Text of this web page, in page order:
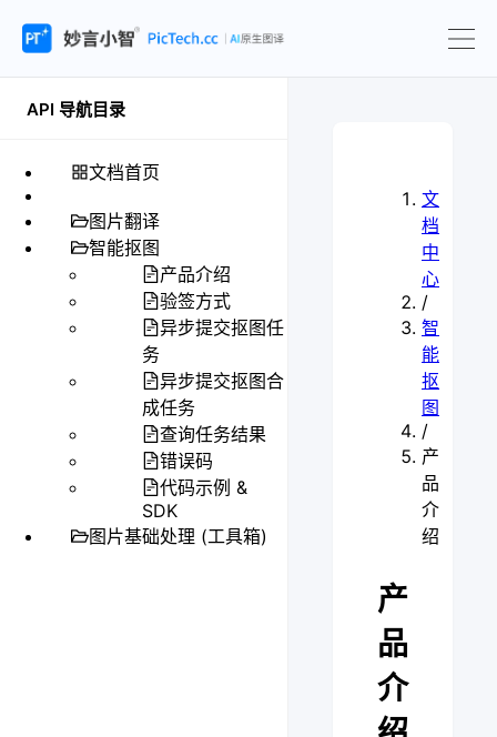
API 导航目录
文档首页
图片翻译
智能抠图
产品介绍
验签方式
异步提交抠图任
务
异步提交抠图合
成任务
查询任务结果
错误码
代码示例 &
SDK
图片基础处理 (工具箱)
文
档
中
心
/
智
能
抠
图
/
产
品
介
绍
产
品
介